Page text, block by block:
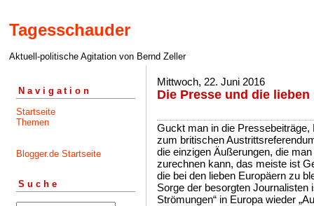
Tagesschauder
Aktuell-politische Agitation von Bernd Zeller
Navigation
Startseite
Themen
Blogger.de Startseite
Suche
Mittwoch, 22. Juni 2016
Die Presse und die lieben
Guckt man in die
zum britischen
die einzigen Äußerungen, die
zurechnen kann, das meiste ist
die bei den lieben Europäern zu
Sorge der besorgten Journalisten
Strömungen“ in Europa wieder